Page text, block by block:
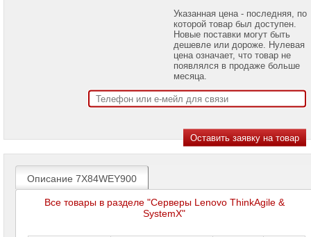
Принтеры
Серверы
Brand
Указанная цена - последняя, по
которой товар был доступен.
Новые поставки могут быть
дешевле или дороже. Нулевая
цена означает, что товар не
появлялся в продаже больше
месяца.
Описание 7X84WEY900
Все товары в разделе "Серверы Lenovo ThinkAgile &
SystemX"